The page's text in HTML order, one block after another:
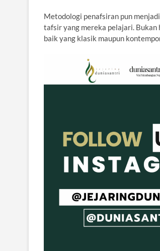
Metodologi penafsiran pun
tafsir yang mereka pelajari.
baik yang klasik maupun